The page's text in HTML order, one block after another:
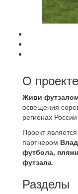
О проекте
Живи
освещения
регионах
Проект
партнером
футбола,
футзала.
Разделы